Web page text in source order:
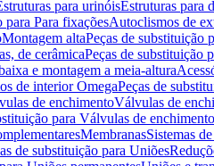
para urinóisEstruturas para
para Para fixaçõesAutoclismos de
Montagem altaPeças de substituição
de cerâmicaPeças de substituição
e montagem a meia-altura
de interior OmegaPeças de
de enchimentoVálvulas de
para Válvulas de
MembranasSistemas
de substituição para Uniões